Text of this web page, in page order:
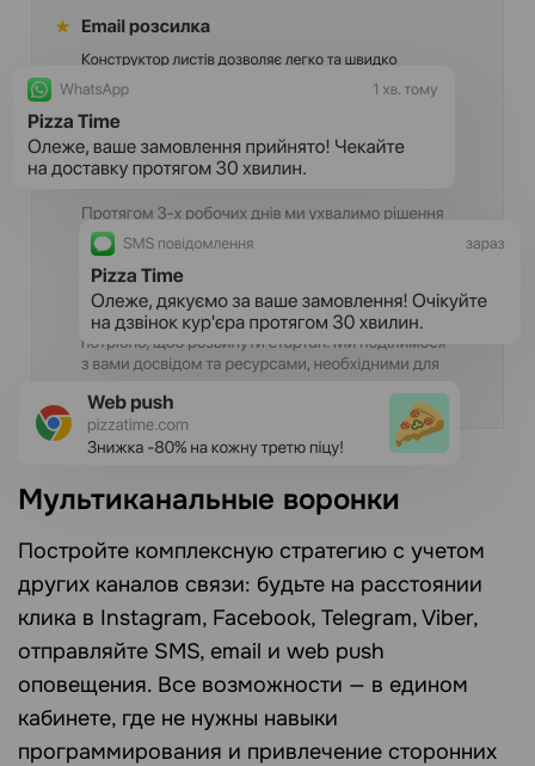
Мультиканальные воронки
Постройте комплексную стратегию с учетом
других каналов связи: будьте на расстоянии
клика в Instagram, Facebook, Telegram, Viber,
отправляйте SMS, email и web push
оповещения. Все возможности — в едином
кабинете, где не нужны навыки
программирования и привлечение сторонних